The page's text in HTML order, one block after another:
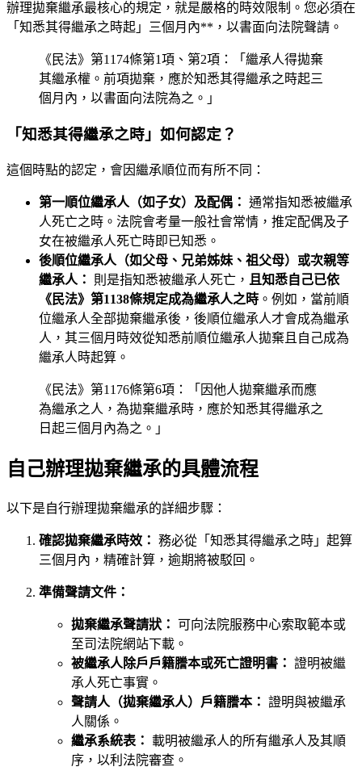
辦理拋棄繼承最核心的規定，就是嚴格的時效限制。您必須在
「知悉其得繼承之時起」三個月內**，以書面向法院聲請。
《民法》第1174條第1項、第2項：「繼承人得拋棄
其繼承權。前項拋棄，應於知悉其得繼承之時起三
個月內，以書面向法院為之。」
「知悉其得繼承之時」如何認定？
這個時點的認定，會因繼承順位而有所不同：
第一順位繼承人（如子女）及配偶： 通常指知悉被繼承
人死亡之時。法院會考量一般社會常情，推定配偶及子
女在被繼承人死亡時即已知悉。
後順位繼承人（如父母、兄弟姊妹、祖父母）或次親等
繼承人：
則是指知悉被繼承人死亡，
且知悉自己已依
《民法》第1138條規定成為繼承人之時 。例如，當前順
位繼承人全部拋棄繼承後，後順位繼承人才會成為繼承
人，其三個月時效從知悉前順位繼承人拋棄且自己成為
繼承人時起算。
《民法》第1176條第6項：「因他人拋棄繼承而應
為繼承之人，為拋棄繼承時，應於知悉其得繼承之
日起三個月內為之。」
自己辦理拋棄繼承的具體流程
以下是自行辦理拋棄繼承的詳細步驟：
確認拋棄繼承時效： 務必從「知悉其得繼承之時」起算
三個月內，精確計算，逾期將被駁回。
準備聲請文件：
拋棄繼承聲請狀： 可向法院服務中心索取範本或
至司法院網站下載。
被繼承人除戶戶籍謄本或死亡證明書： 證明被繼
承人死亡事實。
聲請人（拋棄繼承人）戶籍謄本： 證明與被繼承
人關係。
繼承系統表： 載明被繼承人的所有繼承人及其順
序，以利法院審查。